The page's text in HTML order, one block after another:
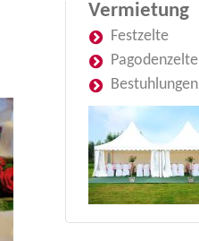
Vermietung
Festzelte
Pagodenzelte
Bestuhlungen